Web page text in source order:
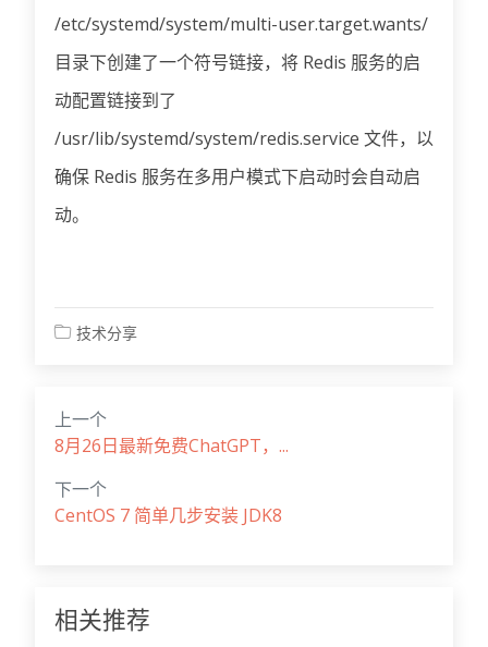
/etc/systemd/system/multi-user.target.wants/
目录下创建了一个符号链接，将 Redis 服务的启
动配置链接到了
/usr/lib/systemd/system/redis.service 文件，以
确保 Redis 服务在多用户模式下启动时会自动启
动。
技术分享
上一个
8月26日最新免费ChatGPT，...
下一个
CentOS 7 简单几步安装 JDK8
相关推荐